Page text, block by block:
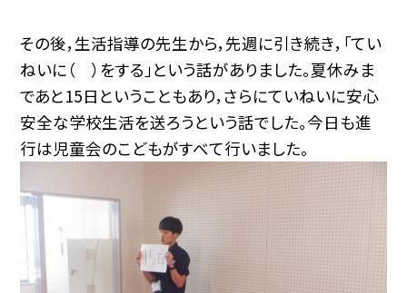
その後，生活指導の先生から，先週に引き続き，「てい
ねいに（ ）をする」という話がありました。夏休みま
であと15日ということもあり，さらにていねいに安心
安全な学校生活を送ろうという話でした。今日も進
行は児童会のこどもがすべて行いました。